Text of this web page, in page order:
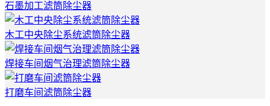
石墨加工滤筒除尘器
木工中央除尘系统滤筒除尘器
焊接车间烟气治理滤筒除尘器
打磨车间滤筒除尘器